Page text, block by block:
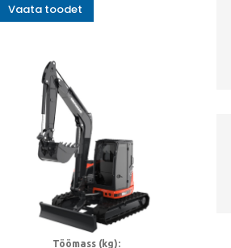
Vaata toodet
Töömass (kg):